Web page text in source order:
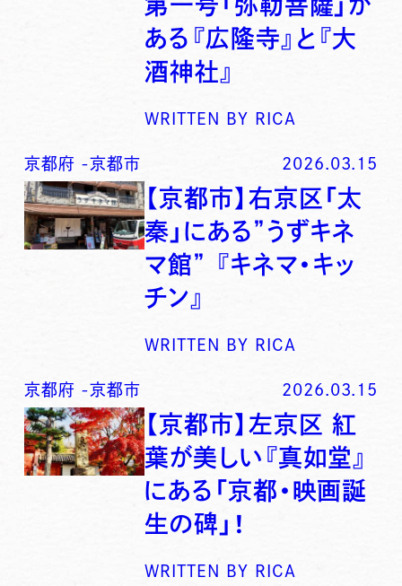
ある『広隆寺』と『大
酒神社』
WRITTEN BY RICA
京都府 -京都市 2026.03.15
【京都市】右京区「太
秦」にある”うずキネ
マ館” 『キネマ・キッ
チン』
WRITTEN BY RICA
京都府 -京都市 2026.03.15
【京都市】左京区 紅
葉が美しい『真如堂』
にある「京都・映画誕
生の碑」！
WRITTEN BY RICA